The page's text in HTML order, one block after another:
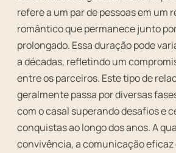
refere a um par de pessoas em um
romântico que permanece junto
prolongado. Essa duração pode
a décadas, refletindo um
entre os parceiros. Este tipo de
geralmente passa por diversas
com o casal superando desafios e
conquistas ao longo dos anos. A
convivência, a comunicação eficaz